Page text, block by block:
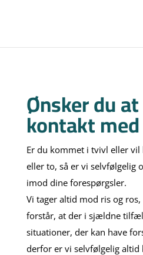
Ønsker du
kontakt
Er du kommet i tvivl eller
eller to, så er vi selvfølgelig
imod dine forespørgsler.
Vi tager altid mod ris og
forstår, at der i sjældne
situationer, der kan have
derfor er vi selvfølgelig altid